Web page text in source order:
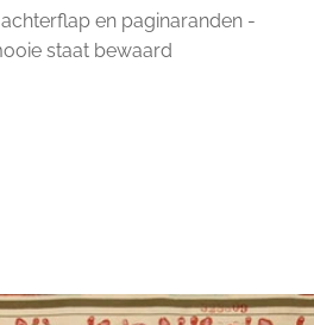
en paginaranden -
staat bewaard